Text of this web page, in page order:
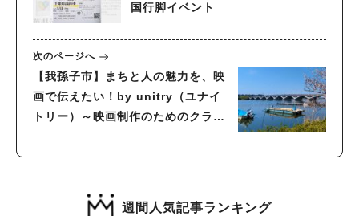
国行脚イベント
次のページへ
【我孫子市】まちと人の魅力を、映
画で伝えたい！by unitry（ユナイ
トリー）～映画制作のためのクラウ
の映画制作を応援しよう！～
週間人気記事ランキング